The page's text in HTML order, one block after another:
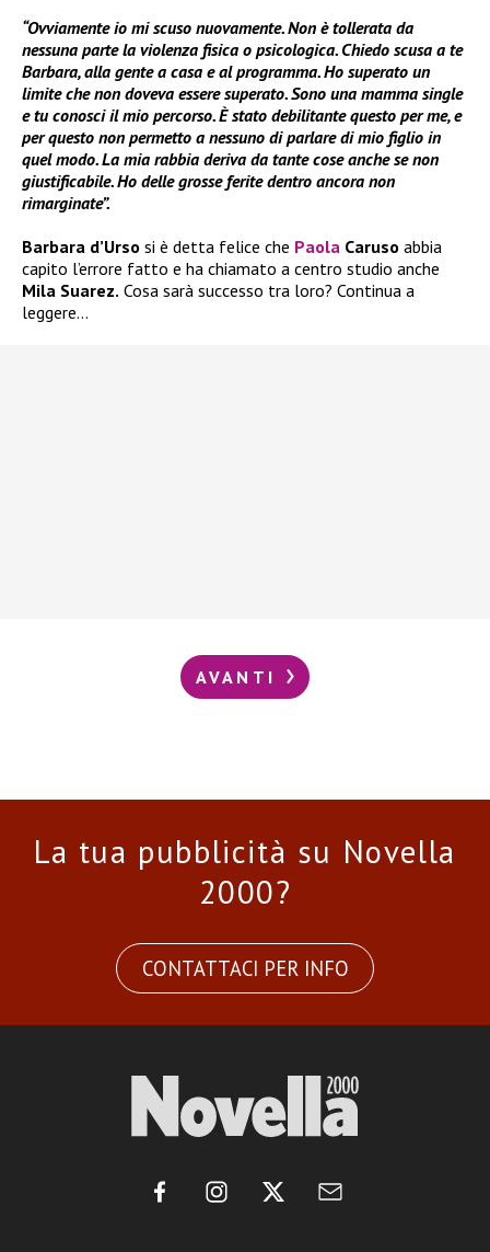
“Ovviamente io mi scuso nuovamente. Non è tollerata da
nessuna parte la violenza fisica o psicologica. Chiedo scusa a te
Barbara, alla gente a casa e al programma. Ho superato un
limite che non doveva essere superato. Sono una mamma single
e tu conosci il mio percorso. È stato debilitante questo per me, e
per questo non permetto a nessuno di parlare di mio figlio in
quel modo. La mia rabbia deriva da tante cose anche se non
giustificabile. Ho delle grosse ferite dentro ancora non
rimarginate”.
Barbara d’Urso si è detta felice che Paola Caruso abbia
capito l’errore fatto e ha chiamato a centro studio anche
Mila Suarez. Cosa sarà successo tra loro? Continua a
leggere…
AVANTI
La tua pubblicità su Novella
2000?
CONTATTACI PER INFO